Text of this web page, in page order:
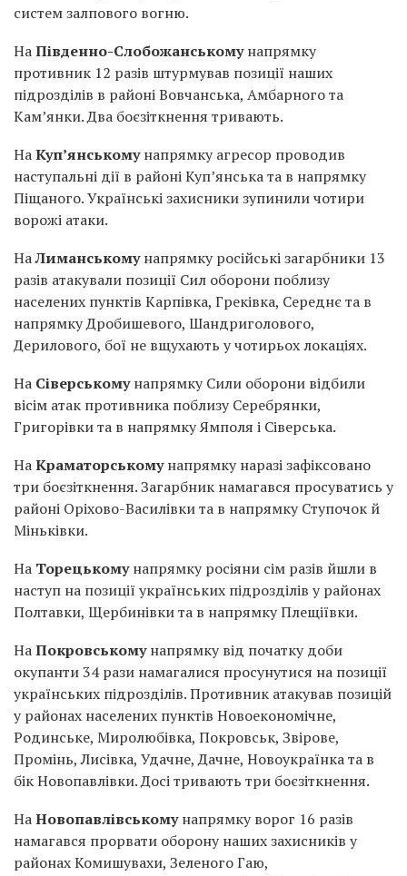
систем залпового вогню.
НаПівденно-Слобожанськомунапрямку
противник 12 разів штурмував позиції наших
підрозділів в районі Вовчанська, Амбарного та
Кам’янки. Два боєзіткнення тривають.
НаКуп’янськомунапрямку агресор проводив
наступальні дії в районі Куп’янська та в напрямку
Піщаного. Українські захисники зупинили чотири
ворожі атаки.
НаЛиманськомунапрямку російські загарбники 13
разів атакували позиції Сил оборони поблизу
населених пунктів Карпівка, Греківка, Середнє та в
напрямку Дробишевого, Шандриголового,
Дерилового, бої не вщухають у чотирьох локаціях.
На Сіверськомунапрямку Сили оборони відбили
вісім атак противника поблизу Серебрянки,
Григорівки та в напрямку Ямполя і Сіверська.
НаКраматорськомунапрямку наразі зафіксовано
три боєзіткнення. Загарбник намагався просуватись у
районі Оріхово-Василівки та в напрямку Ступочок й
Міньківки.
На Торецькомунапрямку росіяни сім разів йшли в
наступ на позиції українських підрозділів у районах
Полтавки, Щербинівки та в напрямку Плещіївки.
НаПокровськомунапрямку від початку доби
окупанти 34 рази намагалися просунутися на позиції
українських підрозділів. Противник атакував позицій
у районах населених пунктів Новоекономічне,
Родинське, Миролюбівка, Покровськ, Звірове,
Промінь, Лисівка, Удачне, Дачне, Новоукраїнка та в
бік Новопавлівки. Досі тривають три боєзіткнення.
НаНовопавлівськомунапрямку ворог 16 разів
намагався прорвати оборону наших захисників у
районах Комишувахи, Зеленого Гаю,